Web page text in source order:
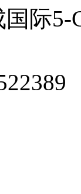
国际